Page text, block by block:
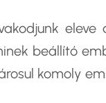
beállító
komoly